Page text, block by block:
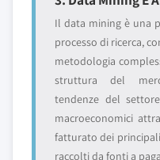
Il data mining è una
processo di ricerca,
metodologia
struttura del
tendenze del
macroeconomici
fatturato dei
raccolti da fonti a